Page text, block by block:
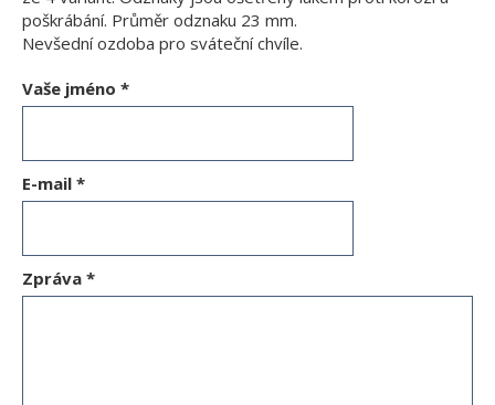
poškrábání. Průměr odznaku 23 mm.
Nevšední ozdoba pro sváteční chvíle.
Vaše jméno *
E-mail *
Zpráva *